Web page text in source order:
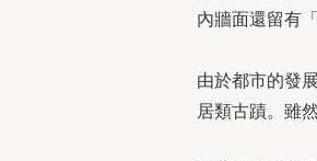
內牆面還留有
由於都市的發
居類古蹟。雖